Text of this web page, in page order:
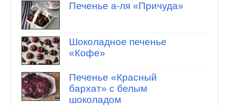
Печенье а-ля «Причуда»
Шоколадное печенье
«Кофе»
Печенье «Красный
бархат» с белым
шоколадом